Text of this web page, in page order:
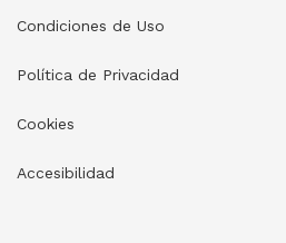
Condiciones de Uso
Política de Privacidad
Cookies
Accesibilidad